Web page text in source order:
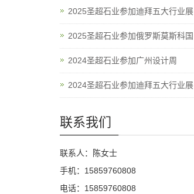
2025圣超石业参加迪拜五大行业展
2025圣超石业参加俄罗斯莫斯科国
2024圣超石业参加广州设计周
2024圣超石业参加迪拜五大行业展
联系我们
联系人：陈女士
手机：15859760808
电话：15859760808